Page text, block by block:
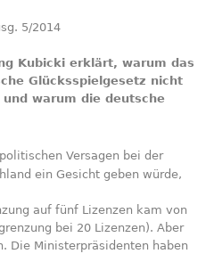
5/2014
Kubicki erklärt, warum das
Glücksspielgesetz nicht
warum die deutsche
Versagen bei der
ein Gesicht geben würde,
auf fünf Lizenzen kam von
bei 20 Lizenzen). Aber
Die Ministerpräsidenten haben